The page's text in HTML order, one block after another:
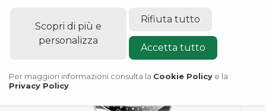
Scopri di più e
personalizza
Rifiuta tutto
Accetta tutto
Per maggiori informazioni consulta la Cookie Policy e la
Privacy Policy